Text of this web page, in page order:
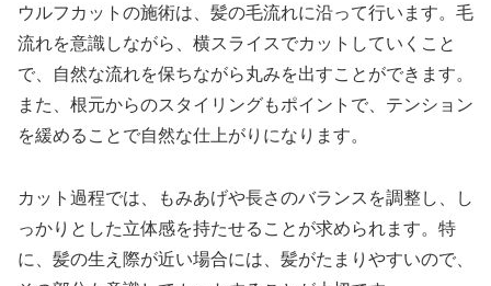
ウルフカットの施術は、髪の毛流れに沿って行います。毛
流れを意識しながら、横スライスでカットしていくこと
で、自然な流れを保ちながら丸みを出すことができます。
また、根元からのスタイリングもポイントで、テンション
を緩めることで自然な仕上がりになります。
カット過程では、もみあげや長さのバランスを調整し、し
っかりとした立体感を持たせることが求められます。特
に、髪の生え際が近い場合には、髪がたまりやすいので、